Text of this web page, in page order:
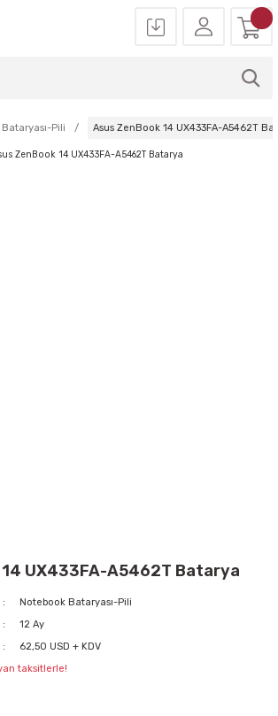
Pili Asus ZenBook 14 UX433FA-A5462T
UX433FA-A5462T Batarya
Notebook Bataryası-Pili
12 Ay
62,50 USD + KDV
taksitlerle!